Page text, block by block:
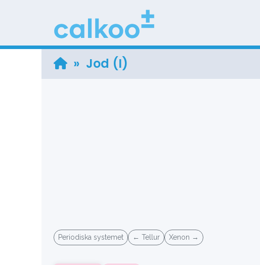
» Jod (I)
Periodiska systemet ← Tellur Xenon →